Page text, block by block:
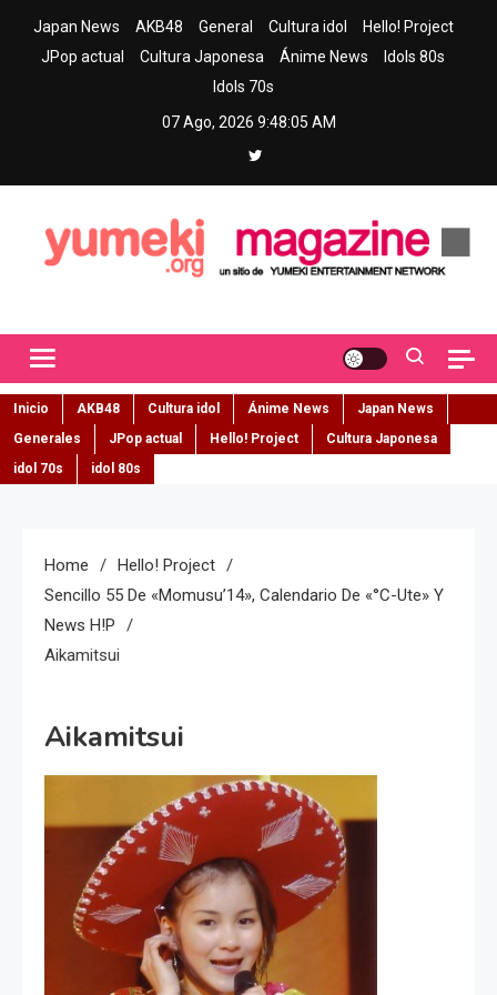
Japan News AKB48 General Cultura idol
Hello! Project
JPop actual
Cultura Japonesa Ánime News
Idols 80s
Idols 70s
07 Ago, 2026 9:48:06 AM
Inicio AKB48 Cultura idol Ánime News
Japan News
Generales
JPop actual Hello! Project
Cultura Japonesa
idol 70s
idol 80s
Home
Hello! Project
Sencillo 55 De «Momusu’14», Calendario De «°C-Ute» Y
News H!P
Aikamitsui
Aikamitsui